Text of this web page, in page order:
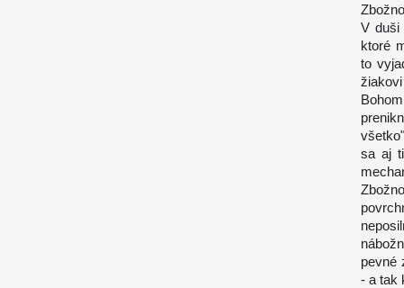
V duši
ktoré
to
sa aj
pevné
- a tak